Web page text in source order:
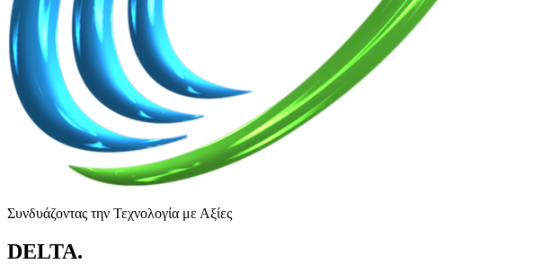
Συνδυάζοντας την Τεχνολογία με Αξίες
DELTA.